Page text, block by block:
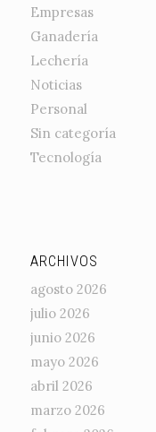
Empresas
Ganadería
Lechería
Noticias
Personal
Sin categoría
Tecnología
ARCHIVOS
agosto 2026
julio 2026
junio 2026
mayo 2026
abril 2026
marzo 2026